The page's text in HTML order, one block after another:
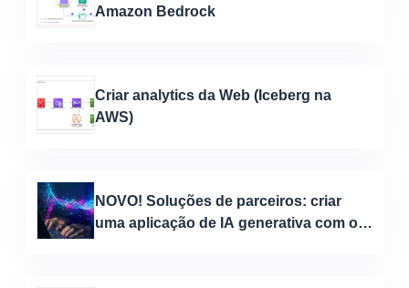
Amazon Bedrock
Criar analytics da Web (Iceberg na
AWS)
NOVO! Soluções de parceiros: criar
uma aplicação de IA generativa com o